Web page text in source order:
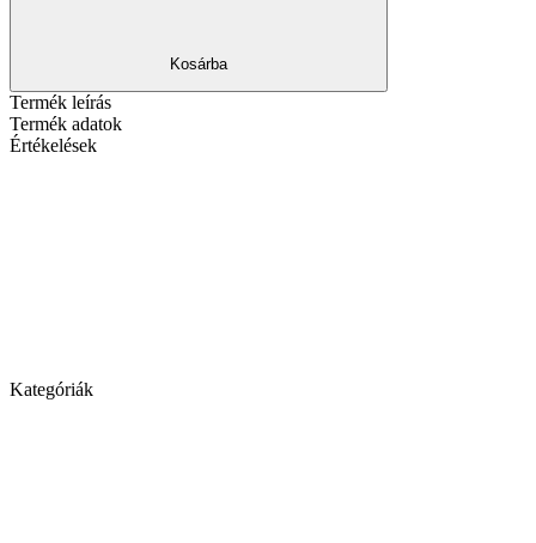
Kosárba
Termék leírás
Termék adatok
Értékelések
Kategóriák